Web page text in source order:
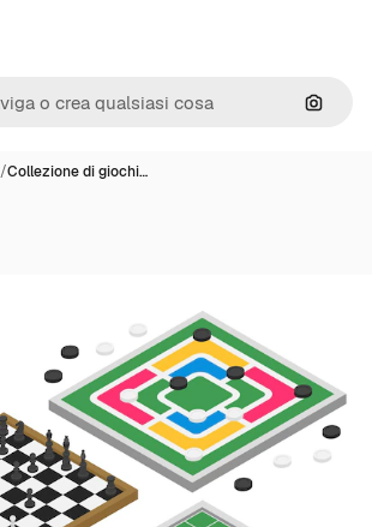
Cerca
/Collezione di giochi…